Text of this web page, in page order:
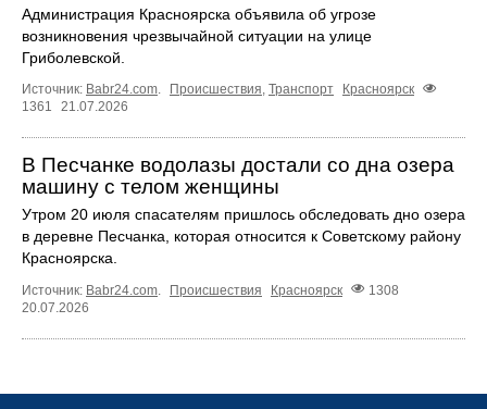
Администрация Красноярска объявила об угрозе
возникновения чрезвычайной ситуации на улице
Гриболевской.
Источник: Babr24.com. Происшествия, Транспорт
Красноярск
1361
21.07.2026
В Песчанке водолазы достали со дна озера
машину с телом женщины
Утром 20 июля спасателям пришлось обследовать дно озера
в деревне Песчанка, которая относится к Советскому району
Красноярска.
Источник: Babr24.com Происшествия Красноярск
1308
20.07.2026